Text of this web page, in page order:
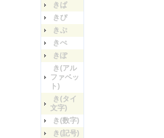
きぱ
きぴ
きぷ
きぺ
きぽ
き(アル
ファベッ
ト)
き(タイ
文字)
き(数字)
き(記号)